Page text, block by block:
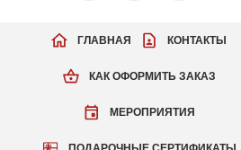
КАК ОФОРМИТЬ ЗАКАЗ
МЕРОПРИЯТИЯ
ГЛАВНАЯ КОНТАКТЫ